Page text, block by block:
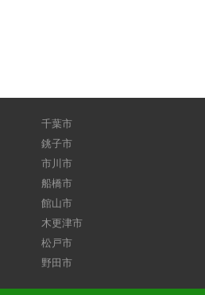
千葉市
銚子市
市川市
船橋市
館山市
木更津市
松戸市
野田市